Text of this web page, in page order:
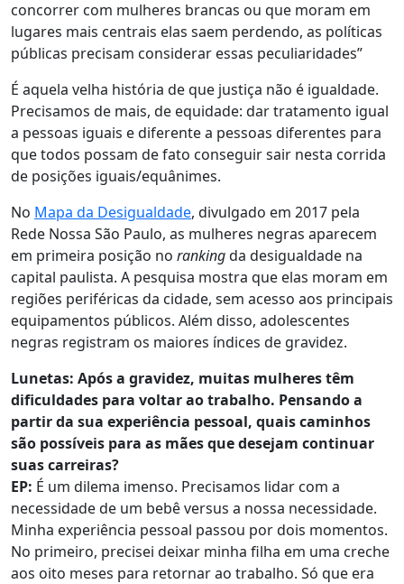
concorrer com mulheres brancas ou que moram em
lugares mais centrais elas saem perdendo, as políticas
públicas precisam considerar essas peculiaridades”
É aquela velha história de que justiça não é igualdade.
Precisamos de mais, de equidade: dar tratamento igual
a pessoas iguais e diferente a pessoas diferentes para
que todos possam de fato conseguir sair nesta corrida
de posições iguais/equânimes.
No Mapa da Desigualdade, divulgado em 2017 pela
Rede Nossa São Paulo, as mulheres negras aparecem
em primeira posição no rankingda desigualdade na
capital paulista. A pesquisa mostra que elas moram em
regiões periféricas da cidade, sem acesso aos principais
equipamentos públicos. Além disso, adolescentes
negras registram os maiores índices de gravidez.
Lunetas: Após a gravidez, muitas mulheres têm
dificuldades para voltar ao trabalho. Pensando a
partir da sua experiência pessoal, quais caminhos
são possíveis para as mães que desejam continuar
suas carreiras?
EP: É um dilema imenso. Precisamos lidar com a
necessidade de um bebê versus a nossa necessidade.
Minha experiência pessoal passou por dois momentos.
No primeiro, precisei deixar minha filha em uma creche
aos oito meses para retornar ao trabalho. Só que era